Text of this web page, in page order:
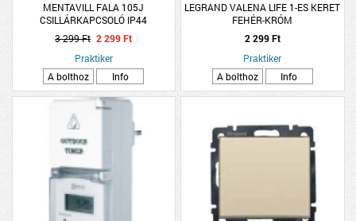
MENTAVILL FALA 105J
CSILLÁRKAPCSOLÓ IP44
JELZŐFÉNYES
3 299 Ft 2 299 Ft
Praktiker
A bolthoz
Info
LEGRAND VALENA LIFE 1-ES KERET
FEHÉR-KRÓM
2 299 Ft
Praktiker
A bolthoz
Info